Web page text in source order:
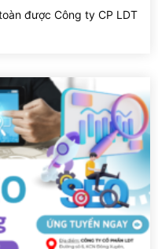
được Công ty CP LDT